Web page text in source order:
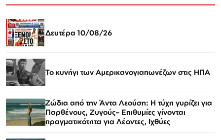
Δευτέρα 10/08/26
Το κυνήγι των Αμερικανογιαπωνέζων στις ΗΠΑ
Ζώδια από την Άντα Λεούση: Η τύχη γυρίζει για
Παρθένους, Ζυγούς– Επιθυμίες γίνονται
πραγματικότητα για Λέοντες, Ιχθύες